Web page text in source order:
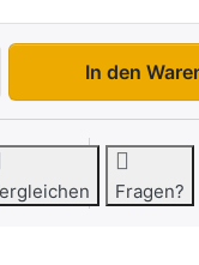
K1 276 170 Tandem
In den
Fragen?